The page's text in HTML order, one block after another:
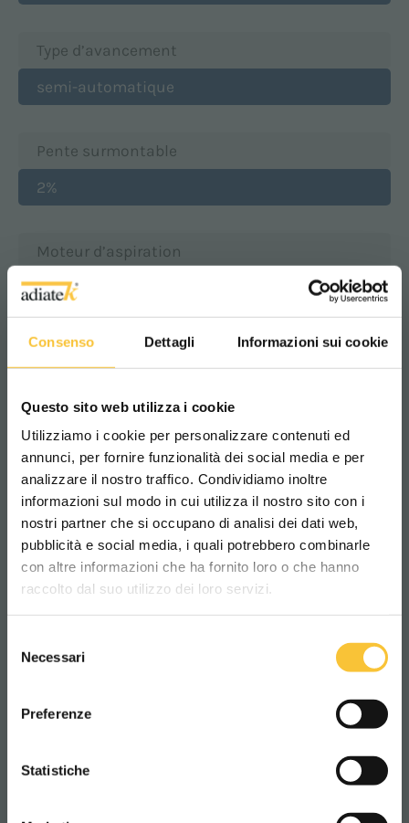
Consenso Dettagli Informazioni sui cookie
Questo sito web utilizza i cookie
Utilizziamo i cookie per personalizzare contenuti ed
annunci, per fornire funzionalità dei social media e per
analizzare il nostro traffico. Condividiamo inoltre
informazioni sul modo in cui utilizza il nostro sito con i
nostri partner che si occupano di analisi dei dati web,
pubblicità e social media, i quali potrebbero combinarle
con altre informazioni che ha fornito loro o che hanno
raccolto dal suo utilizzo dei loro servizi.
delNecessari
Preferenze
Statistiche
Type d’avancement
semi-automatique
Pente surmontable
2%
Moteur d’aspiration
570 Watt
Dépression à l'aspiration
Longueur machine
1140 mm
Largeur machine
586 mm
Hauteur machine
Scegli il paese in cui ti trovi e la tua
lingua per una migliore esperienza di
navigazione